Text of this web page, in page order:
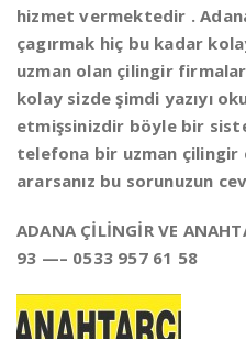
hizmet vermektedir .
çagırmak hiç bu kadar
uzman olan çilingir
kolay sizde şimdi yazıyı
etmişsinizdir böyle bir
telefona bir uzman çilingir
ararsanız bu sorunuzun
ADANA ÇİLİNGİR VE
93 —– 0533 957 61 58